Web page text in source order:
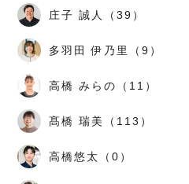
庄子 誠人（39）
多羽田 伊乃里（9）
高橋 みらの（11）
髙橋 瑞美（113）
高橋悠太（0）